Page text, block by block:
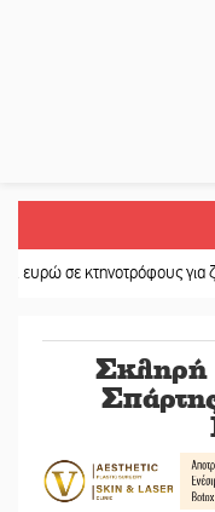
για ζώα που
Σκληρή